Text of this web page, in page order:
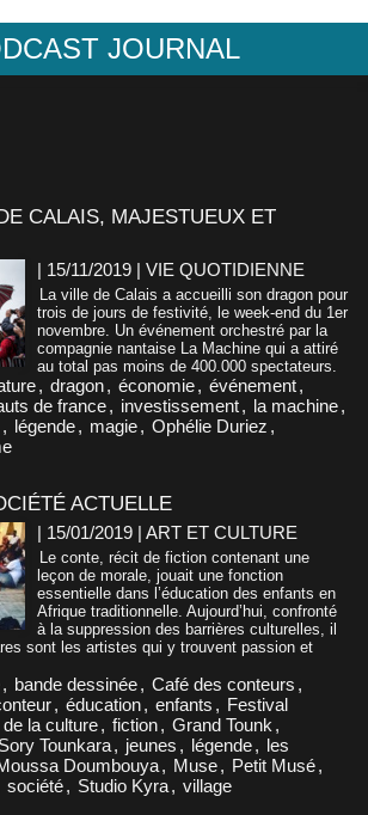
JOURNAL
CALAIS, MAJESTUEUX ET
| 15/11/2019 | VIE QUOTIDIENNE
La ville de Calais a accueilli son dragon pour
trois de jours de festivité, le week-end du 1er
novembre. Un événement orchestré par la
compagnie nantaise La Machine qui a attiré
au total pas moins de 400.000 spectateurs.
, dragon, économie, événement,
de france, investissement, la machine,
, légende, magie, Ophélie Duriez ,
ACTUELLE
| 15/01/2019 | ART ET CULTURE
Le conte, récit de fiction contenant une
leçon de morale, jouait une fonction
essentielle dans l’éducation des enfants en
Afrique traditionnelle. Aujourd’hui, confronté
à la suppression des barrières culturelles, il
sont les artistes qui y trouvent passion et
, bande dessinée, Café des conteurs ,
, éducation, enfants , Festival
la culture, fiction, Grand Tounk ,
Tounkara, jeunes , légende, les
Doumbouya, Muse, Petit Musé,
société, Studio Kyra, village